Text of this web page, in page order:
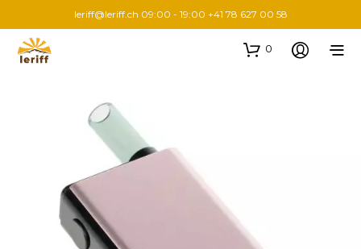
leriff@leriff.ch 09:00 - 19:00 +41 78 627 00 58
0